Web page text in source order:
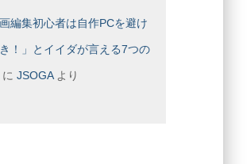
画編集初心者は自作PCを避け
！」とイイダが言える7つの
に JSOGAより